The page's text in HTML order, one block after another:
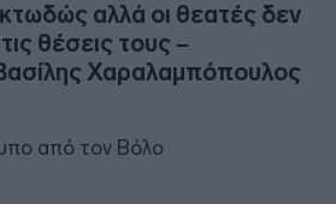
αλλά οι θεατές δεν
θέσεις τους –
Χαραλαμπόπουλος
από τον Βόλο